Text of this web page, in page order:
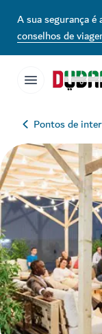
A sua segurança
conselhos de
Pontos de